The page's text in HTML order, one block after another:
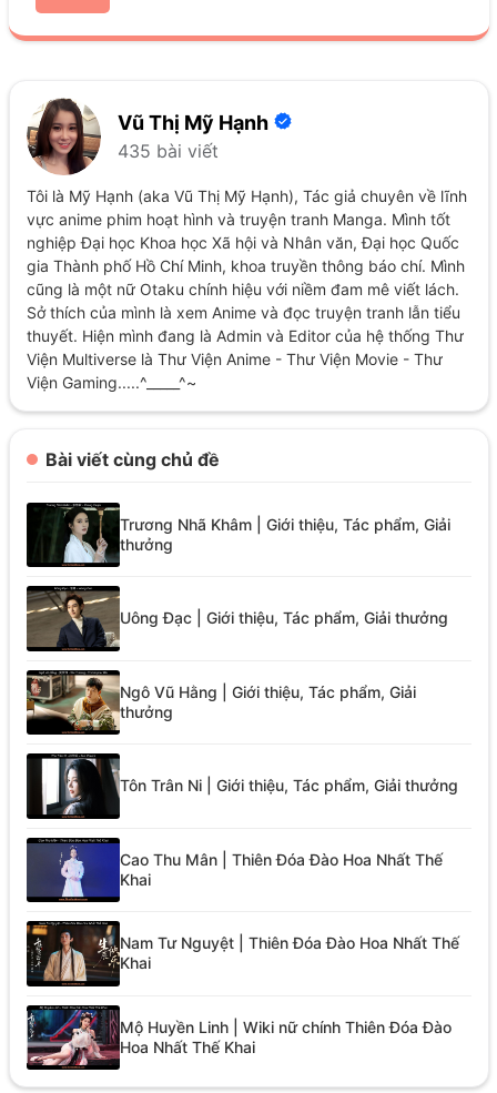
Vũ Thị Mỹ Hạnh
435 bài viết
Tôi là Mỹ Hạnh (aka Vũ Thị Mỹ Hạnh), Tác giả chuyên về lĩnh
vực anime phim hoạt hình và truyện tranh Manga. Mình tốt
nghiệp Đại học Khoa học Xã hội và Nhân văn, Đại học Quốc
gia Thành phố Hồ Chí Minh, khoa truyền thông báo chí. Mình
cũng là một nữ Otaku chính hiệu với niềm đam mê viết lách.
Sở thích của mình là xem Anime và đọc truyện tranh lẫn tiểu
thuyết. Hiện mình đang là Admin và Editor của hệ thống Thư
Viện Multiverse là Thư Viện Anime - Thư Viện Movie - Thư
Viện Gaming.....^_____^~
Bài viết cùng chủ đề
Trương Nhã Khâm | Giới thiệu, Tác phẩm, Giải
thưởng
Uông Đạc | Giới thiệu, Tác phẩm, Giải thưởng
Ngô Vũ Hằng | Giới thiệu, Tác phẩm, Giải
thưởng
Tôn Trân Ni | Giới thiệu, Tác phẩm, Giải thưởng
Cao Thu Mân | Thiên Đóa Đào Hoa Nhất Thế
Khai
Nam Tư Nguyệt | Thiên Đóa Đào Hoa Nhất Thế
Khai
Mộ Huyền Linh | Wiki nữ chính Thiên Đóa Đào
Hoa Nhất Thế Khai